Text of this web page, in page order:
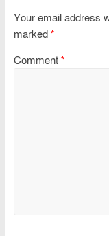
Your email address
marked *
Comment *